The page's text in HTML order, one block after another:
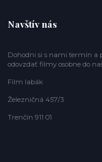
Navštív nás
Dohodni si s nami termín a
odovzdať filmy osobne do
Film labák
Železničná 457/3
Trenčín 911 01